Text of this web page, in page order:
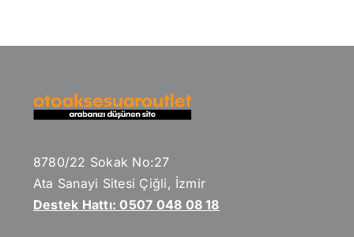
8780/22 Sokak No:27
Ata Sanayi Sitesi Çiğli, İzmir
Destek Hattı: 0507 048 08 18